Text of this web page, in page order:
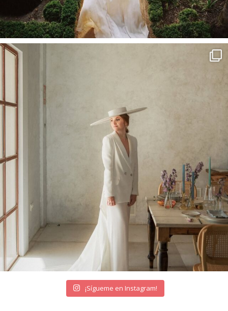
¡Sígueme en Instagram!